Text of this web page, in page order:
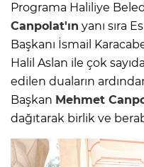
Programa Haliliye
Canpolat'ın yanı sıra
Başkanı İsmail
Halil Aslan ile çok
edilen duaların
Başkan Mehmet
dağıtarak birlik ve